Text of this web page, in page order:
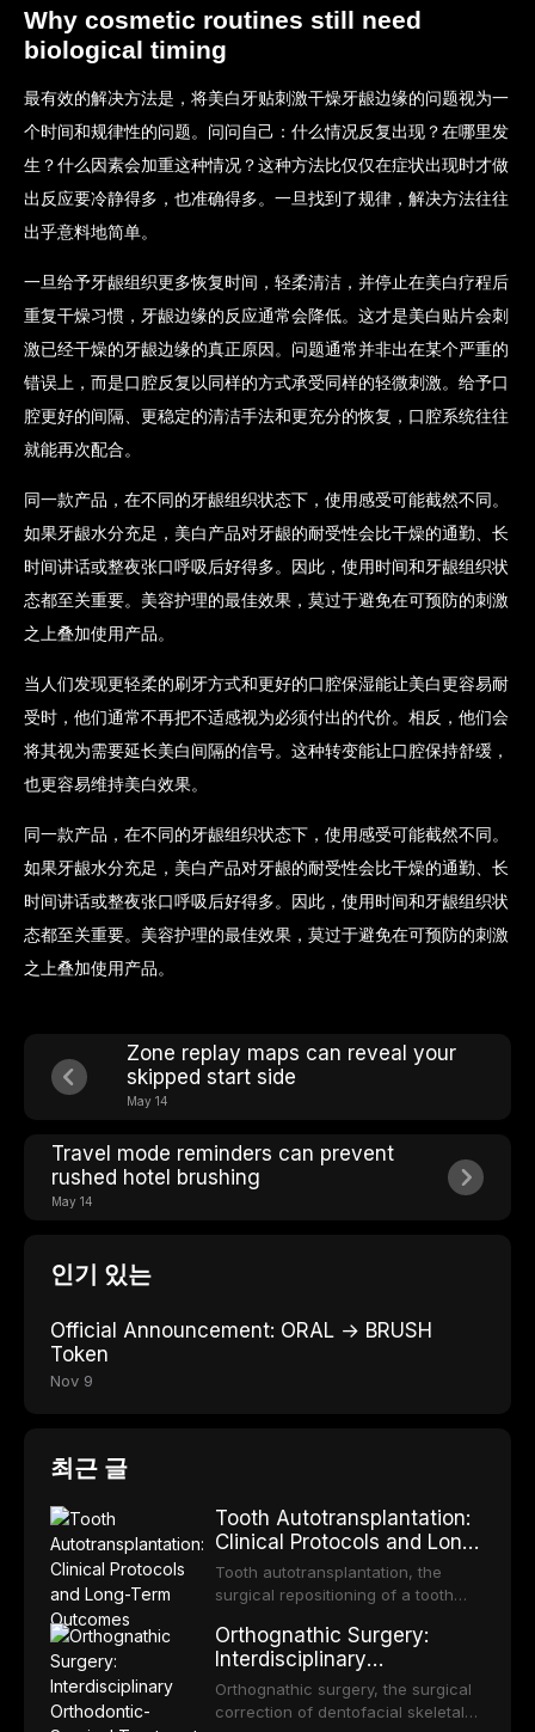
Why cosmetic routines still need
biological timing
最有效的解决方法是，将美白牙贴刺激干燥牙龈边缘的问题视为一
个时间和规律性的问题。问问自己：什么情况反复出现？在哪里发
生？什么因素会加重这种情况？这种方法比仅仅在症状出现时才做
出反应要冷静得多，也准确得多。一旦找到了规律，解决方法往往
出乎意料地简单。
一旦给予牙龈组织更多恢复时间，轻柔清洁，并停止在美白疗程后
重复干燥习惯，牙龈边缘的反应通常会降低。这才是美白贴片会刺
激已经干燥的牙龈边缘的真正原因。问题通常并非出在某个严重的
错误上，而是口腔反复以同样的方式承受同样的轻微刺激。给予口
腔更好的间隔、更稳定的清洁手法和更充分的恢复，口腔系统往往
就能再次配合。
同一款产品，在不同的牙龈组织状态下，使用感受可能截然不同。
如果牙龈水分充足，美白产品对牙龈的耐受性会比干燥的通勤、长
时间讲话或整夜张口呼吸后好得多。因此，使用时间和牙龈组织状
态都至关重要。美容护理的最佳效果，莫过于避免在可预防的刺激
之上叠加使用产品。
当人们发现更轻柔的刷牙方式和更好的口腔保湿能让美白更容易耐
受时，他们通常不再把不适感视为必须付出的代价。相反，他们会
将其视为需要延长美白间隔的信号。这种转变能让口腔保持舒缓，
也更容易维持美白效果。
同一款产品，在不同的牙龈组织状态下，使用感受可能截然不同。
如果牙龈水分充足，美白产品对牙龈的耐受性会比干燥的通勤、长
时间讲话或整夜张口呼吸后好得多。因此，使用时间和牙龈组织状
态都至关重要。美容护理的最佳效果，莫过于避免在可预防的刺激
之上叠加使用产品。
Zone replay maps can reveal your
skipped start side
May 14
Travel mode reminders can prevent
rushed hotel brushing
May 14
인기 있는
Official Announcement: ORAL → BRUSH
Token
Nov 9
최근 글
Tooth Autotransplantation:
Clinical Protocols and Long-
Term Outcomes
Tooth autotransplantation, the
surgical repositioning of a tooth
same individual, represents one of
the most biologically elegant
solutions in restorative dentistry.
Unlike dental implants, which rely
Orthognathic Surgery:
Interdisciplinary
Orthodontic-Surgical
Treatment Planning
Orthognathic surgery, the surgical
correction of dentofacial skeletal